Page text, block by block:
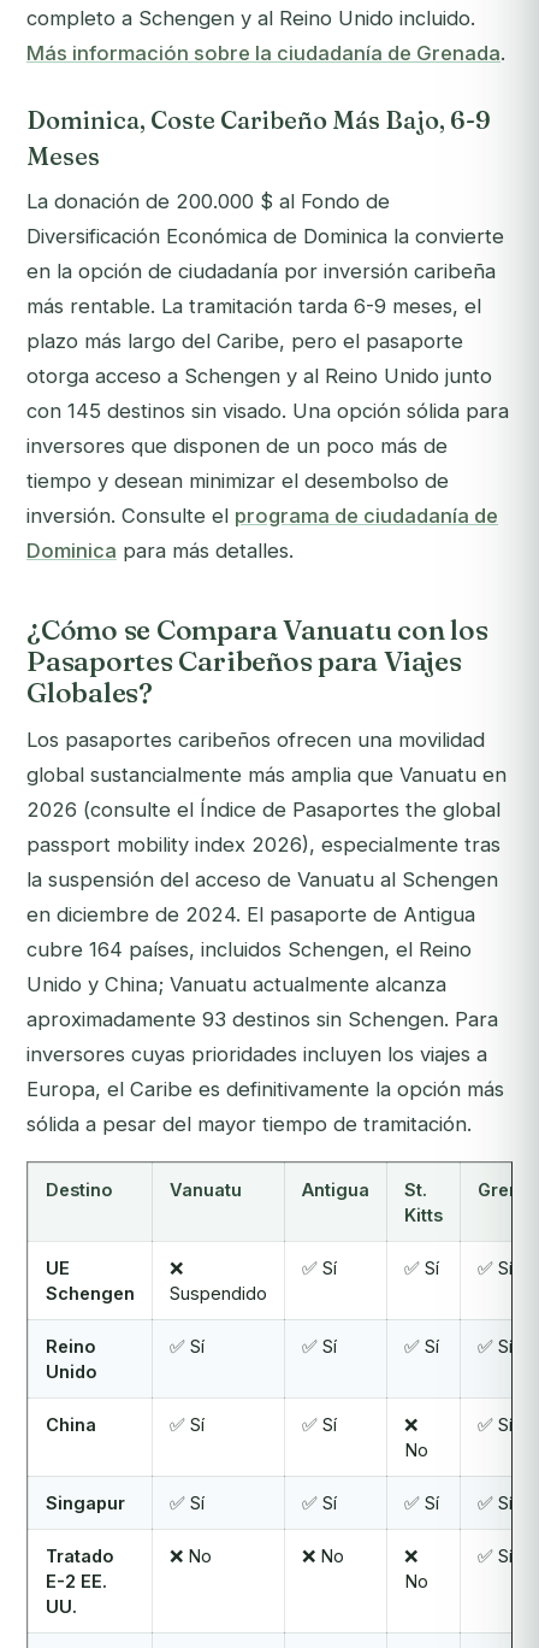
completo a Schengen y al Reino Unido incluido.
Más información sobre la ciudadanía de Grenada.
Dominica, Coste Caribeño Más Bajo, 6-9
Meses
La donación de 200.000 $ al Fondo de
Diversificación Económica de Dominica la convierte
en la opción de ciudadanía por inversión caribeña
más rentable. La tramitación tarda 6-9 meses, el
plazo más largo del Caribe, pero el pasaporte
otorga acceso a Schengen y al Reino Unido junto
con 145 destinos sin visado. Una opción sólida para
inversores que disponen de un poco más de
tiempo y desean minimizar el desembolso de
inversión. Consulte el programa de ciudadanía de
Dominica para más detalles.
¿Cómo se Compara Vanuatu con los
Pasaportes Caribeños para Viajes
Globales?
Los pasaportes caribeños ofrecen una movilidad
global sustancialmente más amplia que Vanuatu en
2026 (consulte el Índice de Pasaportes the global
passport mobility index 2026), especialmente tras
la suspensión del acceso de Vanuatu al Schengen
en diciembre de 2024. El pasaporte de Antigua
cubre 164 países, incluidos Schengen, el Reino
Unido y China; Vanuatu actualmente alcanza
aproximadamente 93 destinos sin Schengen. Para
inversores cuyas prioridades incluyen los viajes a
Europa, el Caribe es definitivamente la opción más
sólida a pesar del mayor tiempo de tramitación.
Destino Vanuatu Antigua
St.
Kitts
UE
Schengen
❌
Suspendido
✅ Sí ✅ Sí ✅ Sí
Reino
Unido
✅ Sí ✅ Sí ✅ Sí ✅ Sí
China ✅ Sí ✅ Sí
❌
No
✅ Sí
Singapur ✅ Sí ✅ Sí ✅ Sí ✅ Sí
Tratado
E-2 EE.
UU.
❌ No ❌ No
❌
No
✅ Sí